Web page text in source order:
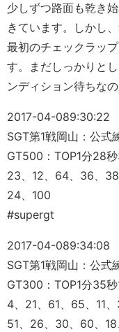
少しずつ路面も乾き
きています。しかし
最初のチェックラッ
す。まだしっかりと
ンディション待ちな
2017-04-089:30:22
SGT第1戦岡山：公式
GT500：TOP1分28
23、12、64、36、38
24、100
#supergt
2017-04-089:34:08
SGT第1戦岡山：公式
GT300：TOP1分35
4、21、61、65、11
51、26、30、60、18